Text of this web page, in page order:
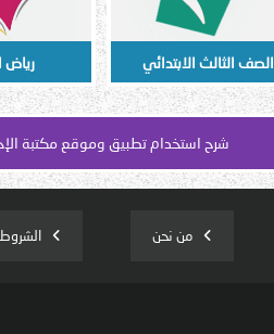
الصف الثالث الابتدائي رياض
شرح استخدام تطبيق وموقع مكتبة
من نحن الشروط